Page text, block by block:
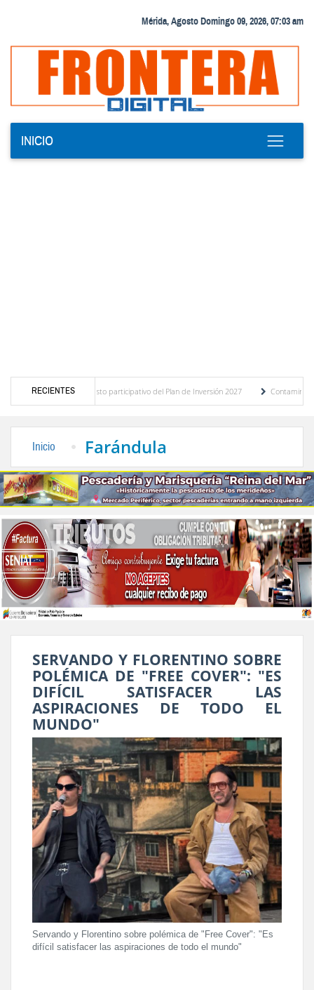
Mérida, Agosto Domingo 09, 2026, 07:03 am
INICIO
RECIENTES
del presupuesto participativo del Plan de Inversión 2027
Contaminación y
Inicio Farándula
SERVANDO Y FLORENTINO SOBRE
POLÉMICA DE "FREE COVER": "ES
DIFÍCIL SATISFACER LAS
ASPIRACIONES DE TODO EL
MUNDO"
Servando y Florentino sobre polémica de "Free Cover": "Es
difícil satisfacer las aspiraciones de todo el mundo"